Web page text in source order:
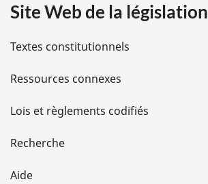
i
l
s
d
e
l
Site Web de la législation
Textes constitutionnels
Ressources connexes
Lois et règlements codifiés
Recherche
Aide